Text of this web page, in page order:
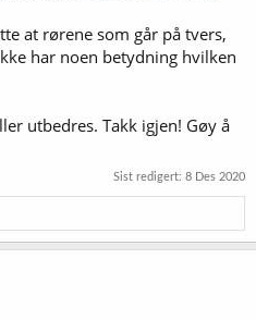
at rørene som går på tvers,
har noen betydning hvilken
utbedres. Takk igjen! Gøy å
Sist redigert: 8 Des 2020